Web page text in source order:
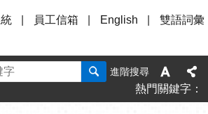
員工信箱 English 雙語詞彙
進階搜尋
熱門關鍵字